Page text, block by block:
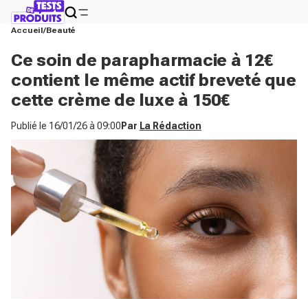
Accueil Beauté
Ce soin de parapharmacie à 12€
contient le même actif breveté que
cette crème de luxe à 150€
Publié le 16/01/26 à 09:00 Par La Rédaction